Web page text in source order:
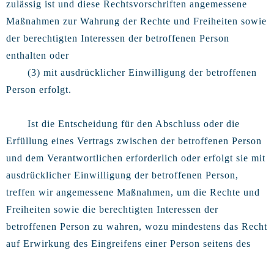
zulässig ist und diese Rechtsvorschriften angemessene
Maßnahmen zur Wahrung der Rechte und Freiheiten sowie
der berechtigten Interessen der betroffenen Person
enthalten oder
(3) mit ausdrücklicher Einwilligung der betroffenen
Person erfolgt.
Ist die Entscheidung für den Abschluss oder die
Erfüllung eines Vertrags zwischen der betroffenen Person
und dem Verantwortlichen erforderlich oder erfolgt sie mit
ausdrücklicher Einwilligung der betroffenen Person,
treffen wir angemessene Maßnahmen, um die Rechte und
Freiheiten sowie die berechtigten Interessen der
betroffenen Person zu wahren, wozu mindestens das Recht
auf Erwirkung des Eingreifens einer Person seitens des